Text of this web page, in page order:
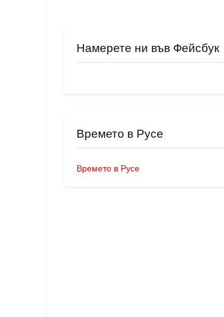
Намерете ни във Фейсбук
Времето в Русе
Времето в Русе